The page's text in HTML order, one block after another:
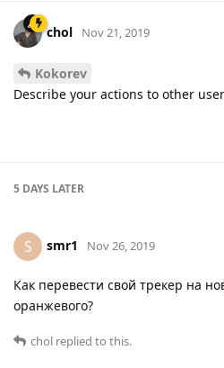
chol Nov 21, 2019
Kokorev
Describe your actions to other
5 DAYS LATER
S smr1 Nov 26, 2019
Как перевести свой трекер на
оранжевого?
chol replied to this.